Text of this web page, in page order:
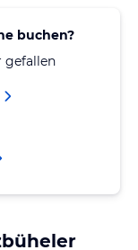
buchen?
gefallen